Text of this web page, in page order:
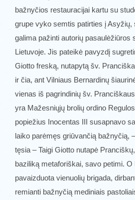
bažnyčios restauracijai kartu su
grupe vyko semtis patirties į Asyžių,
galima pažinti autorių pasaulėžiūros
Lietuvoje. Jis pateikė pavyzdį
Giotto freską, nutapytą šv.
ir čia, ant Vilniaus Bernardinų
vienas iš pagrindinių šv.
yra Mažesniųjų brolių ordino
popiežius Inocentas III susapnavo
laiko parėmęs griūvančią bažnyčią,
tęsia – Taigi Giotto nutapė
baziliką metaforiškai, savo petimi. O
pavaizduota vienuolių brigada,
remianti bažnyčią mediniais